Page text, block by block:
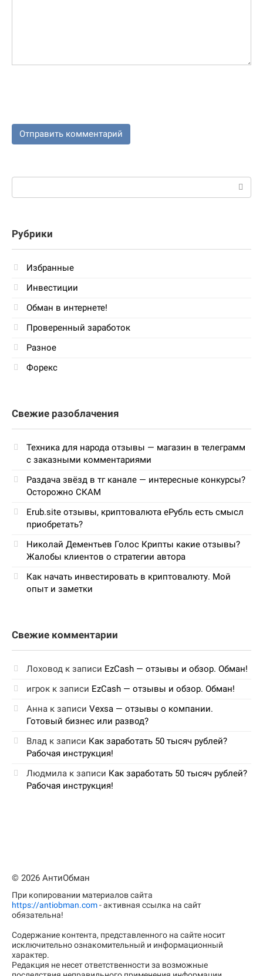
Поиск:
Рубрики
Избранные
Инвестиции
Обман в интернете!
Проверенный заработок
Разное
Форекс
Свежие разоблачения
Техника для народа отзывы — магазин в телеграмм
с заказными комментариями
Раздача звёзд в тг канале — интересные конкурсы?
Осторожно СКАМ
Erub.site отзывы, криптовалюта еРубль есть смысл
приобретать?
Николай Дементьев Голос Крипты какие отзывы?
Жалобы клиентов о стратегии автора
Как начать инвестировать в криптовалюту. Мой
опыт и заметки
Свежие комментарии
Лоховод к записи EzCash — отзывы и обзор. Обман!
игрок к записи EzCash — отзывы и обзор. Обман!
Анна к записи Vexsa — отзывы о компании.
Готовый бизнес или развод?
Влад к записи Как заработать 50 тысяч рублей?
Рабочая инструкция!
Людмила к записи Как заработать 50 тысяч рублей?
Рабочая инструкция!
© 2026 АнтиОбман
При копировании материалов сайта
https://antiobman.com- активная ссылка на сайт
обязательна!
Содержание контента, представленного на сайте носит
исключительно ознакомительный и информационный
характер.
Редакция не несет ответственности за возможные